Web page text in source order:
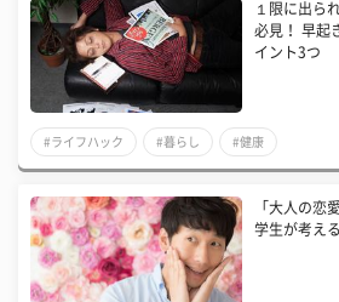
１限に出ら
必見！ 早起
イント3つ
#ライフハック #暮らし #健康
「大人の恋
学生が考え